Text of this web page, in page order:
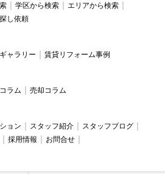
学区から検索
エリアから検索
し依頼
ャラリー 賃貸リフォーム事例
ラム 売却コラム
ョン スタッフ紹介
スタッフブログ
採用情報
お問合せ